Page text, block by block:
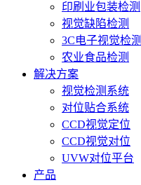
印刷业包装检测
视觉缺陷检测
3C电子视觉检测
农业食品检测
解决方案
视觉检测系统
对位贴合系统
CCD视觉定位
CCD视觉对位
UVW对位平台
产品